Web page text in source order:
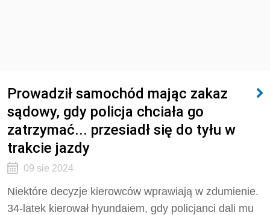
Prowadził samochód mając zakaz
sądowy, gdy policja chciała go
zatrzymać... przesiadł się do tyłu w
trakcie jazdy
09 sie 2024
Niektóre decyzje kierowców wprawiają w zdumienie.
34-latek kierował hyundaiem, gdy policjanci dali mu